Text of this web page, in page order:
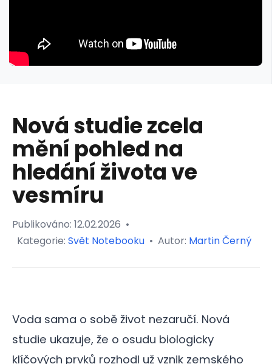
Nová studie zcela
mění pohled na
hledání života ve
vesmíru
Publikováno: 12.02.2026 •
Kategorie: Svět Notebooku • Autor: Martin Černý
Voda sama o sobě život nezaručí. Nová
studie ukazuje, že o osudu biologicky
klíčových prvků rozhodl už vznik zemského